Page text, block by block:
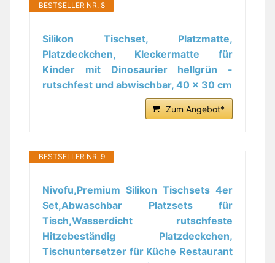
BESTSELLER NR. 8
Silikon Tischset, Platzmatte,
Platzdeckchen, Kleckermatte für
Kinder mit Dinosaurier hellgrün -
rutschfest und abwischbar, 40 x 30 cm
Zum Angebot*
BESTSELLER NR. 9
Nivofu,Premium Silikon Tischsets 4er
Set,Abwaschbar Platzsets für
Tisch,Wasserdicht rutschfeste
Hitzebeständig Platzdeckchen,
Tischuntersetzer für Küche Restaurant